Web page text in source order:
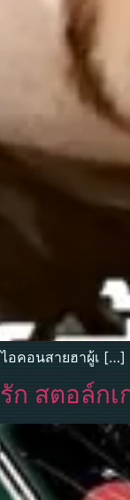
อคอนสายฮาผู้เ […]
ก สตอล์ก